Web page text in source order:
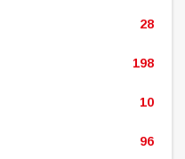
28
198
10
96